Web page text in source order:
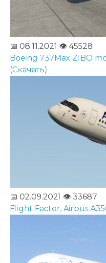
📅 08.11.2021 👁️ 45528
Boeing 737Max ZIBO
(Скачать)
📅 02.09.2021 👁️ 33687
Flight Factor, Airbus